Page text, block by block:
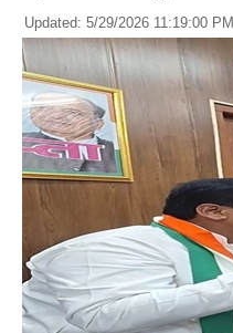
Updated: 5/29/2026 11:19:00 PM